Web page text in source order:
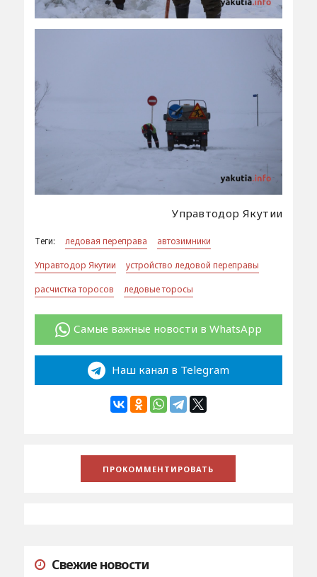
Управтодор Якутии
Теги: ледовая переправа
автозимники
Управтодор Якутии
устройство ледовой переправы
расчистка торосов
ледовые торосы
Самые важные новости в WhatsApp
Наш канал в Telegram
Свежие новости